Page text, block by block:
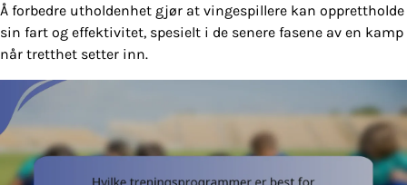
Å forbedre utholdenhet gjør at vingespillere kan opprettholde
sin fart og effektivitet, spesielt i de senere fasene av en kamp
når tretthet setter inn.